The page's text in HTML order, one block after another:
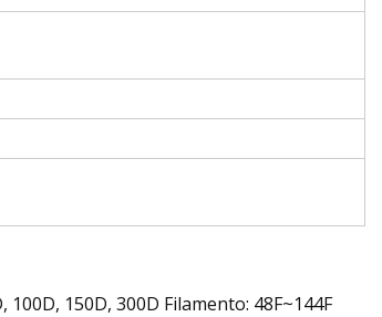
100D, 150D, 300D Filamento: 48F~144F